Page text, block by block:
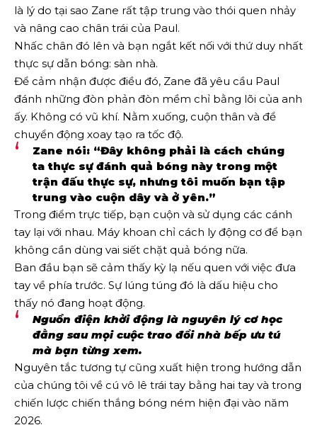
là lý do tại sao Zane rất tập trung vào thói quen nhảy
và nâng cao chân trái của Paul.
Nhấc chân đó lên và bạn ngắt kết nối với thứ duy nhất
thực sự dẫn bóng: sàn nhà.
Để cảm nhận được điều đó, Zane đã yêu cầu Paul
đánh những đòn phản đòn mềm chỉ bằng lõi của anh
ấy. Không có vũ khí. Nằm xuống, cuộn thân và để
chuyển động xoay tạo ra tốc độ.
Zane nói: “Đây không phải là cách chúng
ta thực sự đánh quả bóng này trong một
trận đấu thực sự, nhưng tôi muốn bạn tập
trung vào cuộn dây và ở yên.”
Trong điểm trực tiếp, bạn cuộn và sử dụng các cánh
tay lại với nhau. Máy khoan chỉ cách ly động cơ để bạn
không cần dùng vai siết chặt quả bóng nữa.
Ban đầu bạn sẽ cảm thấy kỳ lạ nếu quen với việc đưa
tay về phía trước. Sự lúng túng đó là dấu hiệu cho
thấy nó đang hoạt động.
Nguồn điện khởi động là nguyên lý cơ học
đằng sau mọi cuộc trao đổi nhà bếp ưu tú
mà bạn từng xem.
Nguyên tắc tương tự cũng xuất hiện trong hướng dẫn
của chúng tôi về cú vô lê trái tay bằng hai tay và trong
chiến lược chiến thắng bóng ném hiện đại vào năm
2026.